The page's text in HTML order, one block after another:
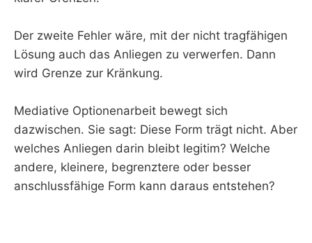
Der zweite Fehler wäre, mit der nicht tragfähigen
Lösung auch das Anliegen zu verwerfen. Dann
wird Grenze zur Kränkung.
Mediative Optionenarbeit bewegt sich
dazwischen. Sie sagt: Diese Form trägt nicht. Aber
welches Anliegen darin bleibt legitim? Welche
andere, kleinere, begrenztere oder besser
anschlussfähige Form kann daraus entstehen?